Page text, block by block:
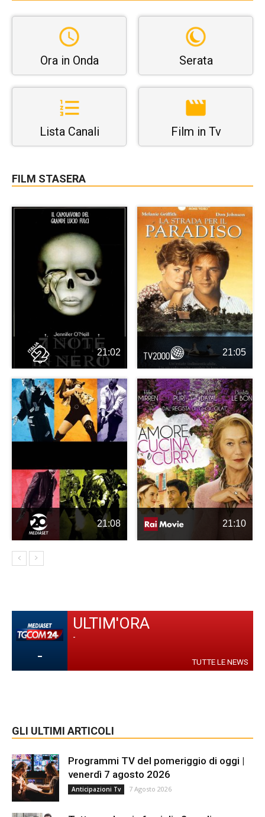
Ora in Onda Serata
Lista Canali Film in Tv
FILM STASERA
21:02 21:05
21:08 21:10
-
ULTIM'ORA
-
TUTTE LE NEWS
GLI ULTIMI ARTICOLI
Programmi TV del pomeriggio di oggi |
venerdì 7 agosto 2026
Anticipazioni Tv 7 Agosto 2026